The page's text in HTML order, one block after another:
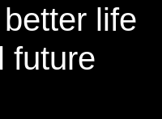
life
future